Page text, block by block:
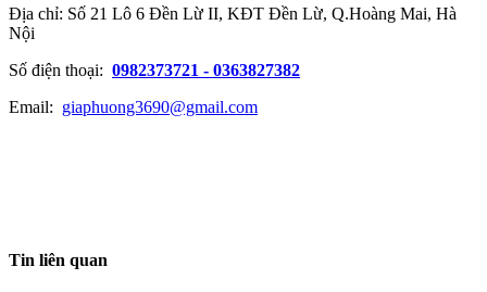
Địa chỉ: Số 21 Lô 6 Đền Lừ II, KĐT Đền Lừ, Q.Hoàng Mai, Hà
Nội
Số điện thoại: 0982373721 - 0363827382
Email: giaphuong3690@gmail.com
Tin liên quan